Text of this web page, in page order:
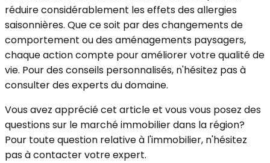
réduire considérablement les effets des allergies
saisonnières. Que ce soit par des changements de
comportement ou des aménagements paysagers,
chaque action compte pour améliorer votre qualité de
vie. Pour des conseils personnalisés, n'hésitez pas à
consulter des experts du domaine.
Vous avez apprécié cet article et vous vous posez des
questions sur le marché immobilier dans la région?
Pour toute question relative à l'immobilier, n'hésitez
pas à contacter votre expert.